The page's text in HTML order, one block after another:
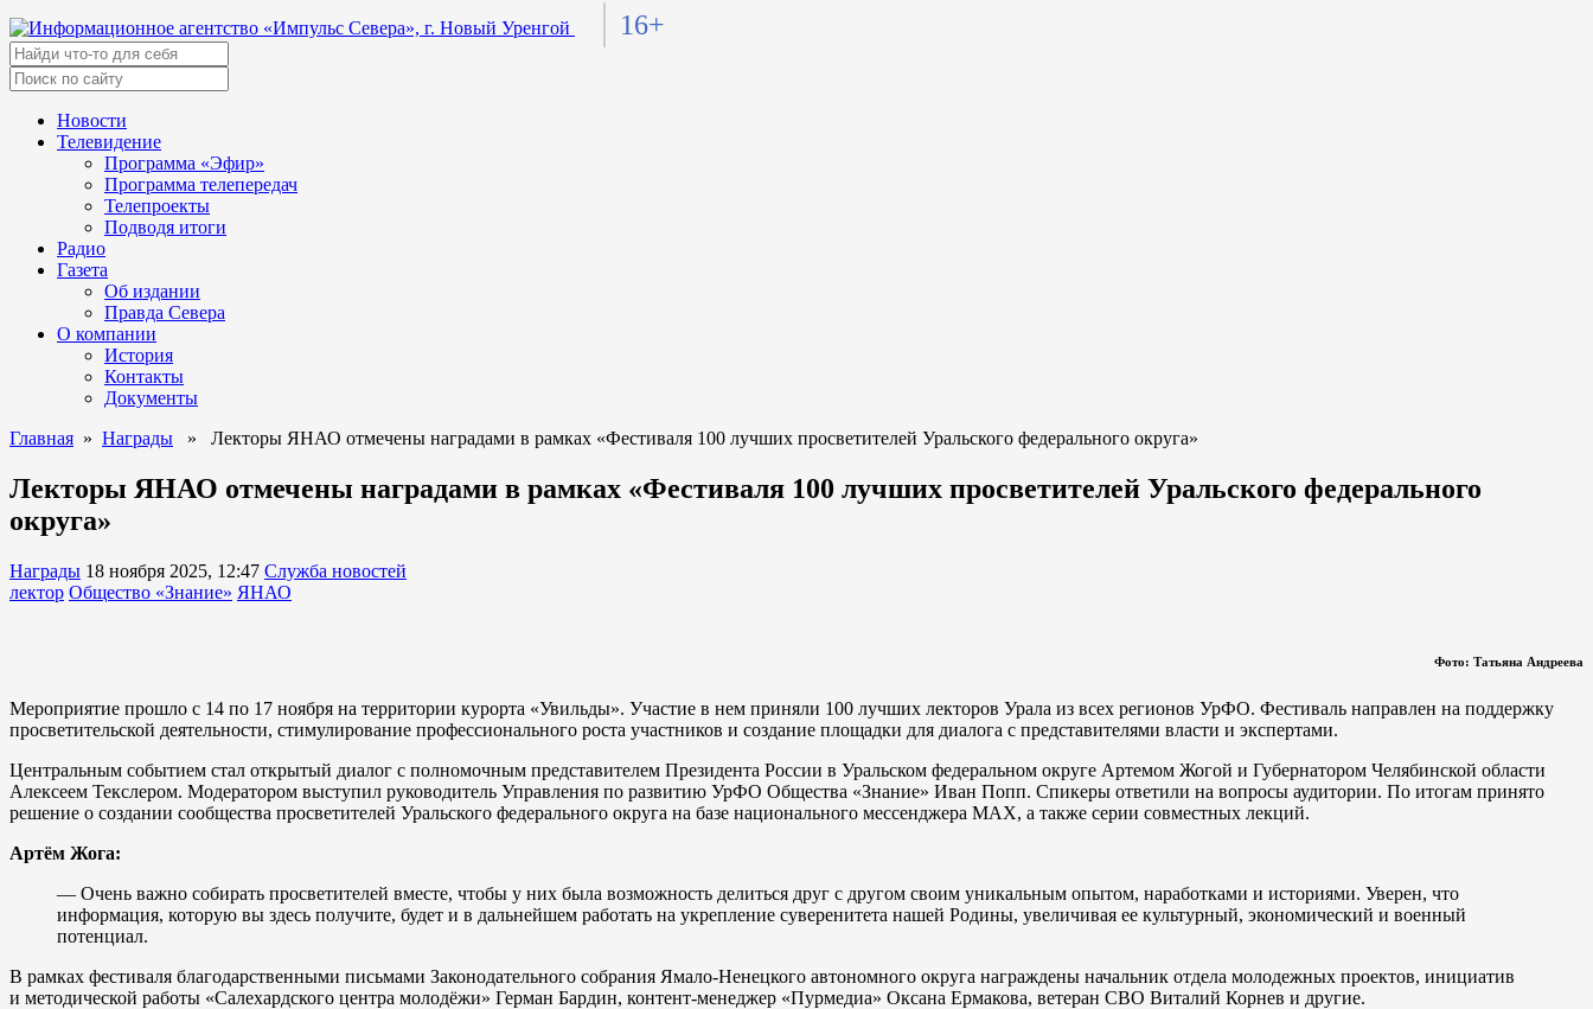
16+
Новости
Телевидение
Программа «Эфир»
Программа телепередач
Телепроекты
Подводя итоги
Радио
Газета
Об издании
Правда Севера
О компании
История
Контакты
Документы
Главная » Награды » Лекторы ЯНАО отмечены наградами в рамках «Фестиваля 100 лучших просветителей Уральского федерального округа»
Лекторы ЯНАО отмечены наградами в рамках «Фестиваля 100 лучших просветителей Уральского федерального
округа»
Награды 18 ноября 2025, 12:47 Служба новостей
лектор Общество «Знание» ЯНАО
Фото: Татьяна Андреева
Мероприятие прошло с 14 по 17 ноября на территории курорта «Увильды». Участие в нем приняли 100 лучших лекторов Урала из всех регионов УрФО. Фестиваль направлен на поддержку
просветительской деятельности, стимулирование профессионального роста участников и создание площадки для диалога с представителями власти и экспертами.
Центральным событием стал открытый диалог с полномочным представителем Президента России в Уральском федеральном округе Артемом Жогой и Губернатором Челябинской области
Алексеем Текслером. Модератором выступил руководитель Управления по развитию УрФО Общества «Знание» Иван Попп. Спикеры ответили на вопросы аудитории. По итогам принято
решение о создании сообщества просветителей Уральского федерального округа на базе национального мессенджера МАХ, а также серии совместных лекций.
Артём Жога:
— Очень важно собирать просветителей вместе, чтобы у них была возможность делиться друг с другом своим уникальным опытом, наработками и историями. Уверен, что
информация, которую вы здесь получите, будет и в дальнейшем работать на укрепление суверенитета нашей Родины, увеличивая ее культурный, экономический и военный
потенциал.
В рамках фестиваля благодарственными письмами Законодательного собрания Ямало-Ненецкого автономного округа награждены начальник отдела молодежных проектов, инициатив
и методической работы «Салехардского центра молодёжи» Герман Бардин, контент-менеджер «Пурмедиа» Оксана Ермакова, ветеран СВО Виталий Корнев и другие.